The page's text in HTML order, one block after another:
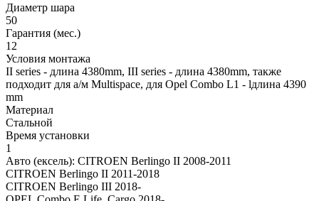
Диаметр шара
50
Гарантия (мес.)
12
Условия монтажа
II series - длина 4380mm, III series - длина 4380mm, также
подходит для а/м Multispace, для Opel Combo L1 - lдлина 4390
mm
Материал
Стальной
Время установки
1
Авто (ексель): CITROEN Berlingo II 2008-2011
CITROEN Berlingo II 2011-2018
CITROEN Berlingo III 2018-